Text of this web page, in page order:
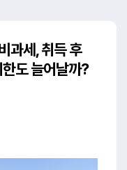
과세, 취득 후
도 늘어날까?